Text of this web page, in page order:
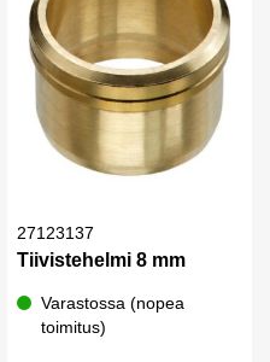
27123137
Tiivistehelmi 8 mm
Varastossa (nopea
toimitus)